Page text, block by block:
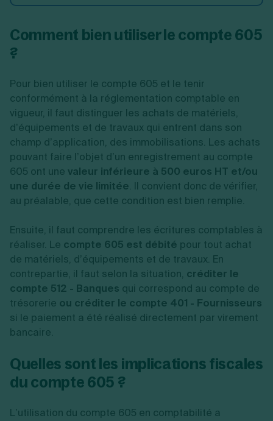
Comment bien utiliser le compte 605
?
Pour bien utiliser le compte 605 et le tenir
conformément à la réglementation comptable en
vigueur, il faut distinguer les achats de matériels,
d’équipements et de travaux qui entrent dans son
champ d’application, des immobilisations. Les achats
pouvant faire l’objet d’un enregistrement au compte
605 ont une valeur inférieure à 500 euros HT et/ou
une durée de vie limitée. Il convient donc de vérifier,
au préalable, que cette condition est bien remplie.
Ensuite, il faut comprendre les écritures comptables à
réaliser. Le compte 605 est débité pour tout achat
de matériels, d’équipements et de travaux. En
contrepartie, il faut selon la situation, créditer le
compte 512 - Banques qui correspond au compte de
trésorerie ou créditer le compte 401 - Fournisseurs
si le paiement a été réalisé directement par virement
bancaire.
Quelles sont les implications fiscales
du compte 605 ?
L’utilisation du compte 605 en comptabilité a